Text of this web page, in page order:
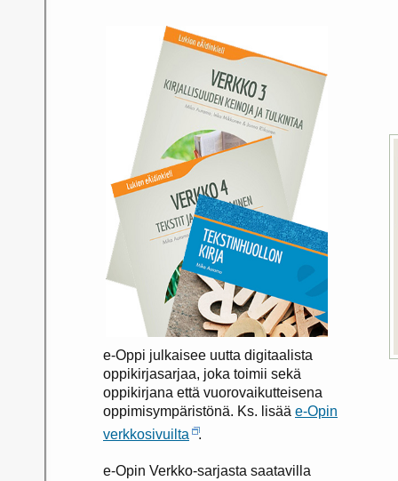
e-Oppi julkaisee uutta digitaalista
oppikirjasarjaa, joka toimii sekä
oppikirjana että vuorovaikutteisena
oppimisympäristönä. Ks. lisää e-Opin
verkkosivuilta .
e-Opin Verkko-sarjasta saatavilla